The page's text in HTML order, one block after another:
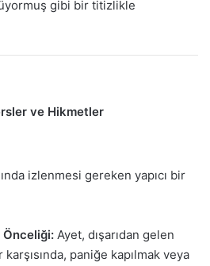
gibi bir titizlikle
ve Hikmetler
izlenmesi gereken yapıcı bir
Önceliği: Ayet, dışarıdan gelen
paniğe kapılmak veya